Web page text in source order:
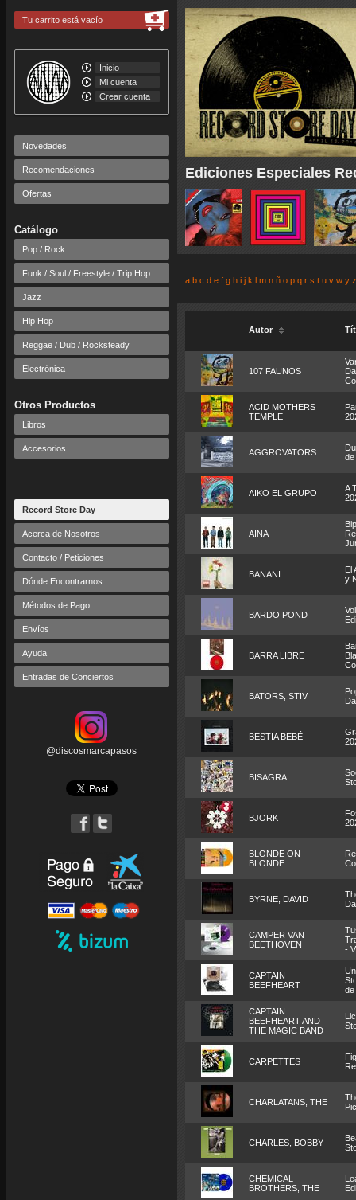
Ediciones Especiales
Tu carrito está vacío
Inicio
Mi cuenta
Crear cuenta
Novedades
Recomendaciones
Ofertas
Catálogo
Pop / Rock
Funk / Soul / Freestyle / Trip Hop
Jazz
Hip Hop
Reggae / Dub / Rocksteady
Electrónica
Otros Productos
Libros
Accesorios
Record Store Day
Acerca de Nosotros
Contacto / Peticiones
Dónde Encontrarnos
Métodos de Pago
Envíos
Ayuda
Entradas de Conciertos
@discosmarcapasos
a b c d e f g h i j k l m n ñ o p q r s t u v w y z
Autor
107 FAUNOS
ACID MOTHERS
TEMPLE
AGGROVATORS
de
AIKO EL GRUPO
A
AINA
BANANI
El
y
BARDO POND
BARRA LIBRE
BATORS, STIV
BESTIA BEBÉ
BISAGRA
BJORK
BLONDE ON
BLONDE
BYRNE, DAVID
CAMPER VAN
BEETHOVEN
-
CAPTAIN
BEEFHEART
de
CAPTAIN
BEEFHEART AND
THE MAGIC BAND
CARPETTES
CHARLATANS, THE
CHARLES, BOBBY
CHEMICAL
BROTHERS, THE